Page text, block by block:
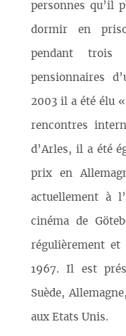
personnes qu’il
dormir en
pendant trois
pensionnaires
2003 il a été élu
rencontres
d’Arles, il a été
prix en
actuellement à
cinéma de
régulièrement et
1967. Il est
Suède,
aux Etats Unis.